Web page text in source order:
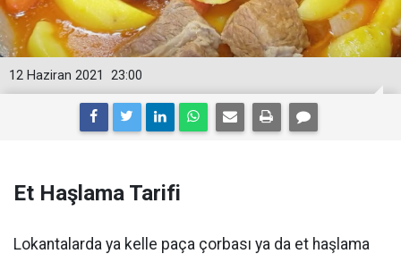
23:00
12 Haziran 2021
Et Haşlama Tarifi
Lokantalarda ya kelle paça çorbası ya da et haşlama